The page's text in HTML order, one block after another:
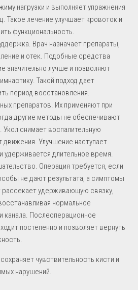
нагрузки и выполняет упражнения
Такое лечение улучшает кровоток и
функциональность.
Врач назначает препараты,
и отек. Подобные средства
значительно лучше и позволяют
Такой подход дает
период восстановления.
препаратов. Их применяют при
другие методы не обеспечивают
снимает воспалительную
движения. Улучшение наступает
удерживается длительное время.
Операция требуется, если
не дают результата, а симптомы
рассекает удерживающую связку,
нормальное
канала. Послеоперационное
постепенно и позволяет вернуть
чувствительность кисти и
нарушений.